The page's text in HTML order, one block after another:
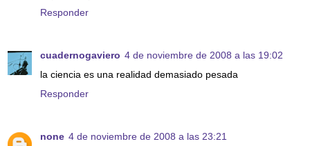
Responder
cuadernogaviero 4 de noviembre de 2008 a las 19:02
la ciencia es una realidad demasiado pesada
Responder
none 4 de noviembre de 2008 a las 23:21